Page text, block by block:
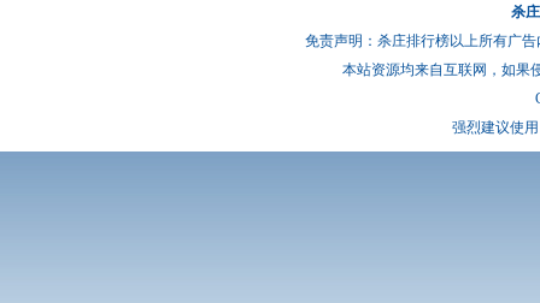
杀
免责声明：杀庄排行榜以上所有广
本站资源均来自互联网，如果
强烈建议使